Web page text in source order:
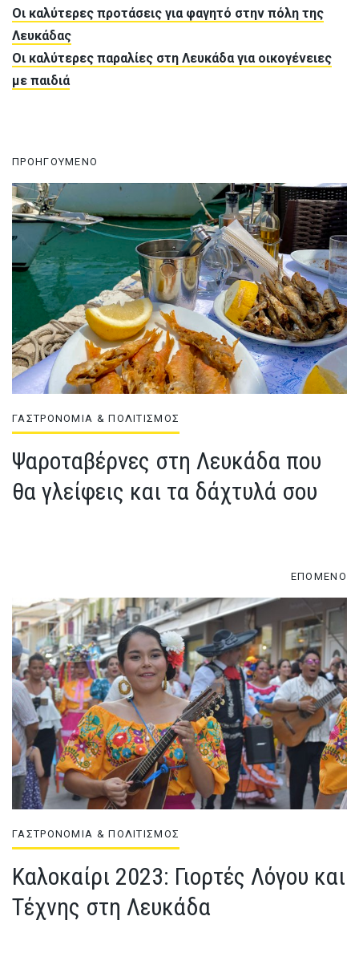
Οι καλύτερες προτάσεις για φαγητό στην πόλη της
Λευκάδας
Οι καλύτερες παραλίες στη Λευκάδα για οικογένειες
με παιδιά
ΠΡΟΗΓΟΥΜΕΝΟ
ΓΑΣΤΡΟΝΟΜΙΑ & ΠΟΛΙΤΙΣΜΟΣ
Ψαροταβέρνες στη Λευκάδα που
θα γλείφεις και τα δάχτυλά σου
ΕΠΟΜΕΝΟ
ΓΑΣΤΡΟΝΟΜΙΑ & ΠΟΛΙΤΙΣΜΟΣ
Καλοκαίρι 2023: Γιορτές Λόγου και
Τέχνης στη Λευκάδα